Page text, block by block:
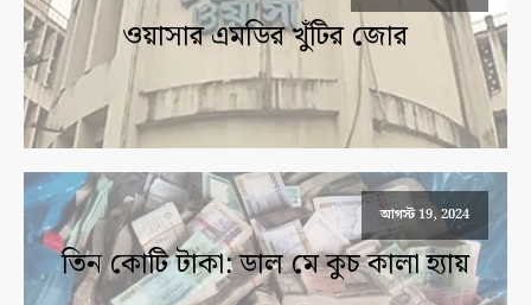
ওয়াসার এমডির খুঁটির জোর
আগস্ট 19, 2024
তিন কোটি টাকা: ডাল মে কুচ কালা হ্যায়